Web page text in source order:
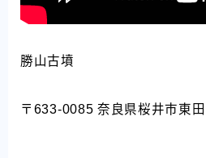
勝山古墳
〒633-0085 奈良県桜井市東